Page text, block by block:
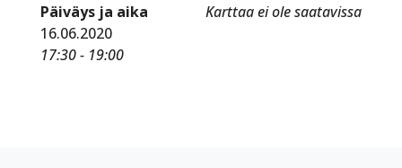
Karttaa ei ole saatavissa
Päiväys ja aika
16.06.2020
17:30 - 19:00